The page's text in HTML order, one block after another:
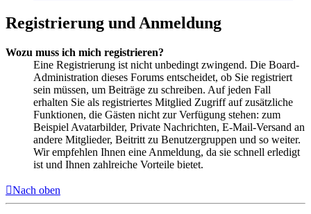
Registrierung und Anmeldung
Wozu muss ich mich registrieren?
Eine Registrierung ist nicht unbedingt zwingend. Die Board-
Administration dieses Forums entscheidet, ob Sie registriert
sein müssen, um Beiträge zu schreiben. Auf jeden Fall
erhalten Sie als registriertes Mitglied Zugriff auf zusätzliche
Funktionen, die Gästen nicht zur Verfügung stehen: zum
Beispiel Avatarbilder, Private Nachrichten, E-Mail-Versand an
andere Mitglieder, Beitritt zu Benutzergruppen und so weiter.
Wir empfehlen Ihnen eine Anmeldung, da sie schnell erledigt
ist und Ihnen zahlreiche Vorteile bietet.
Nach oben